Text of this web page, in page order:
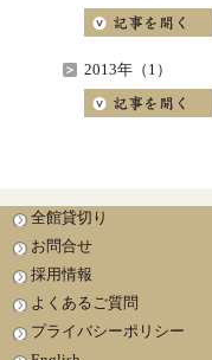
2013年（1）
全館貸切り
お問合せ
採用情報
よくあるご質問
プライバシーポリシー